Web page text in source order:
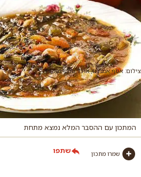
צילום: אסף אמברם, אוכל טוב - מאקו
המתכון עם ההסבר המלא נמצא מתחת
שמרו מתכון שתפו